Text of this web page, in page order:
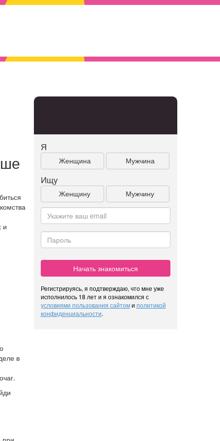
и
в
Я
Женщина Мужчина
Ищу
Женщину Мужчину
Начать знакомиться
Регистрируясь, я подтверждаю, что мне уже
исполнилось 18 лет и я ознакомился с
условиями пользования сайтоми политикой
конфиденциальности.